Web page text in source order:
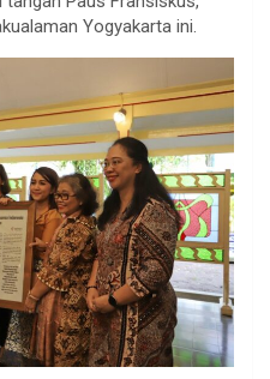
Yogyakarta ini.